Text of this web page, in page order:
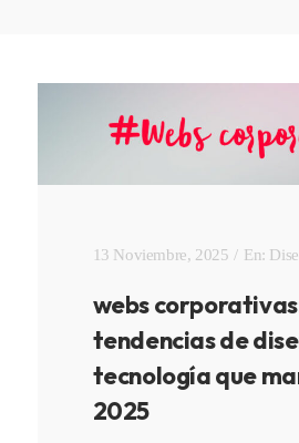
13 Noviembre, 2025 En:
webs
tendencias de
tecnología que
2025